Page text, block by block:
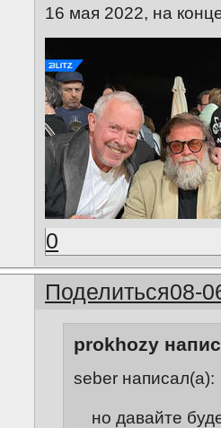
16 мая 2022, на
0
Поделиться08-
prokhozy
seber написал(а):
но давайте